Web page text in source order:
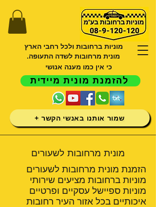
מוניות ברחובות ולכל רחבי הארץ
מונית מרחובות לשדה התעופה.
כי אין כמו מענה אנושי
להזמנת מונית מיידית
שמור אותנו באנשי הקשר +
מונית מרחובות לשעורים
הזמנת מונית מרחובות לשעורים
מוניות ברחובות מציעים שירותי
מוניות ספיישל עסקיים ופרטיים
איכותיים בכל אזור העיר רחובות